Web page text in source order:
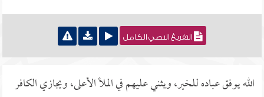
التفريغ النصي الكامل
الله يوفق عباده للخير، ويثني عليهم في الملأ الأعلى، ويجازي الكافر